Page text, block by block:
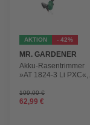
AKTION - 42%
MR. GARDENER
Akku-Rasentrimmer
»AT 1824-3 Li PXC«,
109,00 €
62,99 €